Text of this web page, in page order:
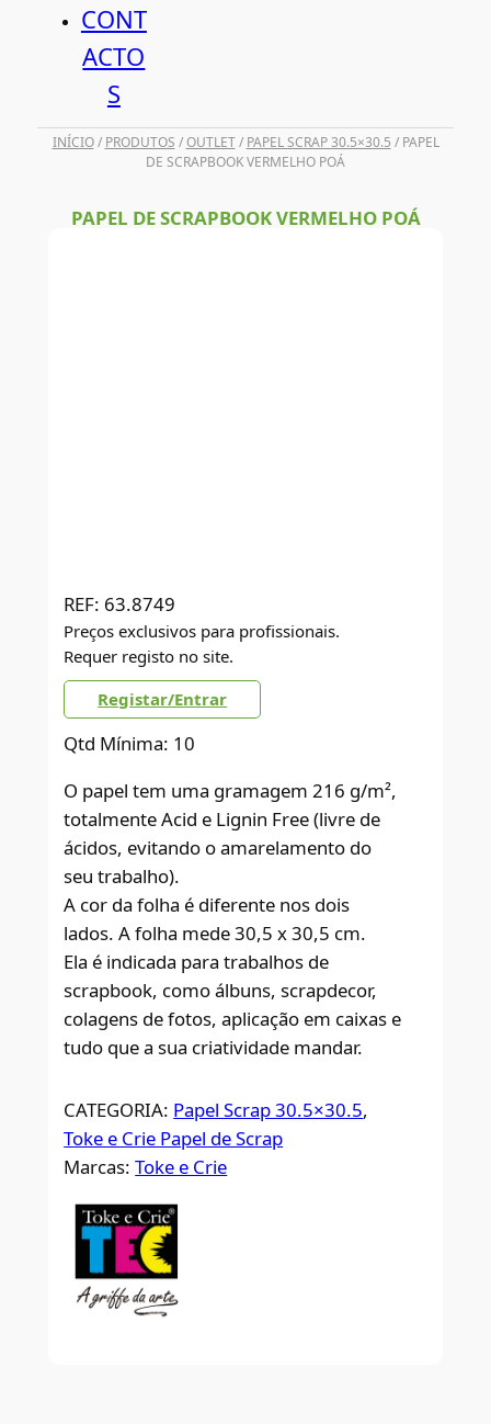
CONT
ACTO
S
INÍCIO/ PRODUTOS /OUTLET/ PAPEL SCRAP 30.5×30.5 / PAPEL
DE SCRAPBOOK VERMELHO POÁ
PAPEL DE SCRAPBOOK VERMELHO POÁ
REF: 63.8749
Preços exclusivos para profissionais.
Requer registo no site.
Registar/Entrar
Qtd Mínima: 10
O papel tem uma gramagem 216 g/m²,
totalmente Acid e Lignin Free (livre de
ácidos, evitando o amarelamento do
seu trabalho).
A cor da folha é diferente nos dois
lados. A folha mede 30,5 x 30,5 cm.
Ela é indicada para trabalhos de
scrapbook, como álbuns, scrapdecor,
colagens de fotos, aplicação em caixas e
tudo que a sua criatividade mandar.
CATEGORIA: Papel Scrap 30.5×30.5
Toke e Crie Papel de Scrap
Marcas:Toke e Crie